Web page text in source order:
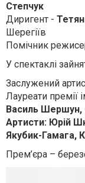
Степчук
Диригент -
Шерегіїв
Помічник
У спектаклі
Заслужений
Лауреати премії
Василь Шершун,
Артисти: Юрій
Якубик-Гамага,
Прем’єра –